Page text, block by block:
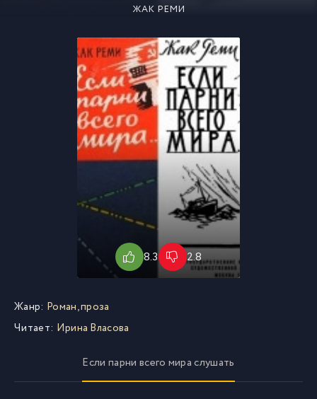
ЖАК РЕМИ
8.3 2.8
Жанр: Роман, проза
Читает: Ирина Власова
Если парни всего мира слушать